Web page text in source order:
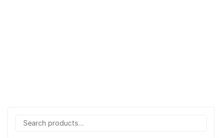
Search